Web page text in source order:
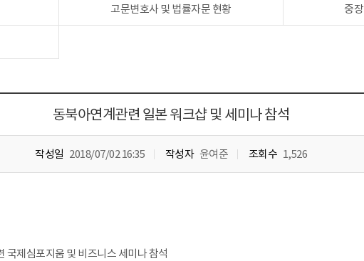
고문변호사 및 법률자문 현황 중
동북아연계관련 일본 워크샵 및 세미나 참석
작성일 2018/07/02 16:35 작성자 윤여준 조회수 1,526
국제심포지움 및 비즈니스 세미나 참석